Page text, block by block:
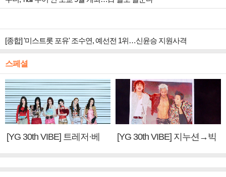
[종합] '미스트롯 포유' 조수연, 예선전 1위…신윤승 지원사격
스페셜
[YG 30th VIBE] 트레저·베
[YG 30th VIBE] 지누션→빅